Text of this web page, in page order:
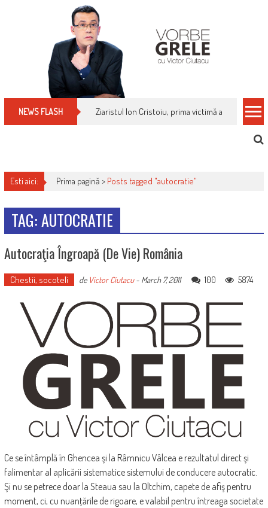
NEWS FLASH Ziaristul Ion Cristoiu, prima victimă a noi
Esti aici: Prima pagină > Posts tagged "autocratie"
TAG: AUTOCRATIE
Autocraţia Îngroapă (de Vie) România
Chestii, socoteli de Victor Ciutacu- March 7, 2011 100 5874
Ce se întâmplă în Ghencea şi la Râmnicu Vâlcea e rezultatul direct şi
falimentar al aplicării sistematice sistemului de conducere autocratic.
Şi nu se petrece doar la Steaua sau la Oltchim, capete de afiş pentru
moment, ci, cu nuanţările de rigoare, e valabil pentru întreaga societate